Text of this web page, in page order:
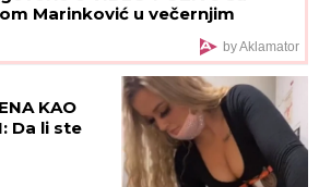
Marinković u večernjim
by Aklamator
KAO
Da li ste